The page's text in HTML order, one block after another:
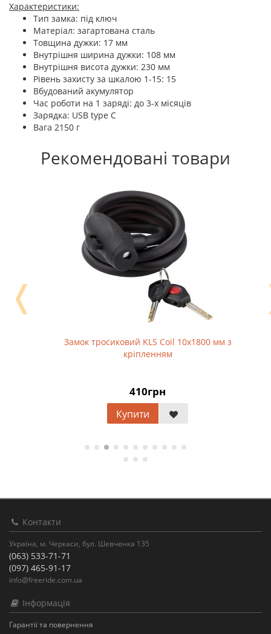
Характеристики:
Тип замка: під ключ
Матеріал: загартована сталь
Товщина дужки: 17 мм
Внутрішня ширина дужки: 108 мм
Внутрішня висота дужки: 230 мм
Рівень захисту за шкалою 1-15: 15
Вбудований акумулятор
Час роботи на 1 заряді: до 3-х місяців
Зарядка: USB type C
Вага 2150 г
Рекомендовані товари
Замок тросиковий KLS Coil 10х1800 мм з
кріпленням
410грн
Купити
❬
Контакти
Україна, м. Черкаси, бул. Шевченка 135
(063) 533-71-71
(097) 465-91-17
info@freeride.com.ua
Інформація
Гарантії та повернення